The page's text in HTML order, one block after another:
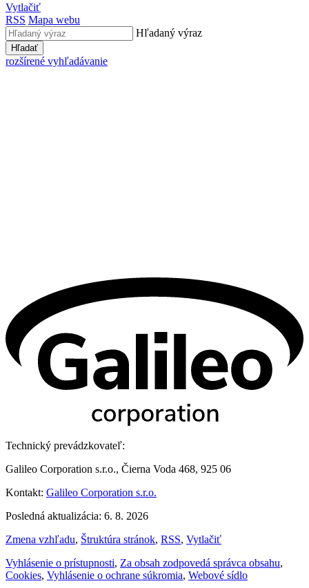
Vytlačiť
RSS Mapa webu
Hľadaný výraz
Hľadať
rozšírené vyhľadávanie
Technický prevádzkovateľ:
Galileo Corporation s.r.o., Čierna Voda 468, 925 06
Kontakt: Galileo Corporation s.r.o.
Posledná aktualizácia: 6. 8. 2026
Zmena vzhľadu, Štruktúra stránok, RSS, Vytlačiť
Vyhlásenie o prístupnosti, Za obsah zodpovedá správca obsahu,
Cookies, Vyhlásenie o ochrane súkromia, Webové sídlo